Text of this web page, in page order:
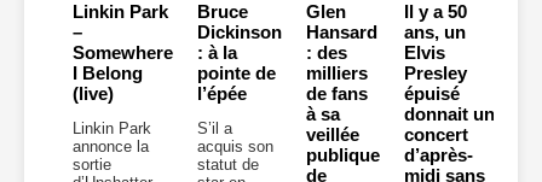
Linkin Park
–
Somewhere
I Belong
(live)
Linkin Park
annonce la
sortie
Bruce
Dickinson
: à la
pointe de
l’épée
S’il a
acquis son
statut de
Glen
Hansard
: des
milliers
de fans
à sa
veillée
publique
de
Il y a 50
ans, un
Elvis
Presley
épuisé
donnait un
concert
d’après-
midi sans